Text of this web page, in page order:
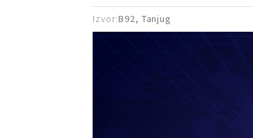
Izvor:B92, Tanjug